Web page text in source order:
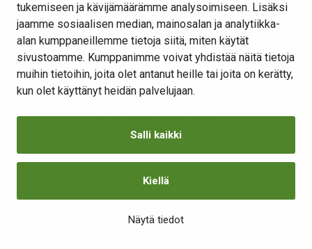
tukemiseen ja kävijämäärämme analysoimiseen. Lisäksi
jaamme sosiaalisen median, mainosalan ja analytiikka-
alan kumppaneillemme tietoja siitä, miten käytät
sivustoamme. Kumppanimme voivat yhdistää näitä tietoja
muihin tietoihin, joita olet antanut heille tai joita on kerätty,
kun olet käyttänyt heidän palvelujaan.
Salli kaikki
Kiellä
Näytä tiedot
Kansalaisaloite
Lomakkeet
Tietosuojaseloste
Saavutettavuusseloste